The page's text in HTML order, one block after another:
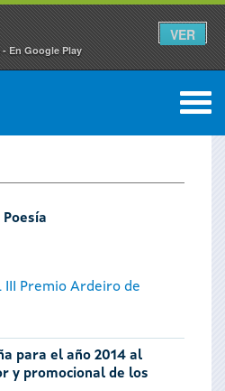
En Google Play
VER
0
III Premio Ardeiro de
para el año 2014 al
y promocional de los